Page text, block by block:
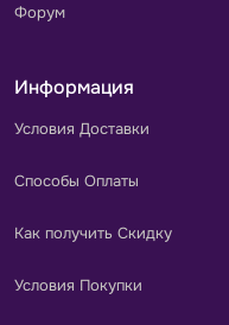
Форум
Информация
Условия Доставки
Способы Оплаты
Как получить Скидку
Условия Покупки